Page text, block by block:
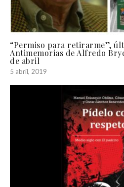
“Permiso para retirarme”,
Antimemorias de Alfredo
de abril
5 abril, 2019